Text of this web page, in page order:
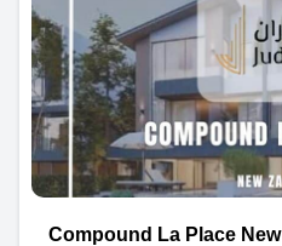
كمبوند لا بلاس زايد الجديدة Compound La Place New